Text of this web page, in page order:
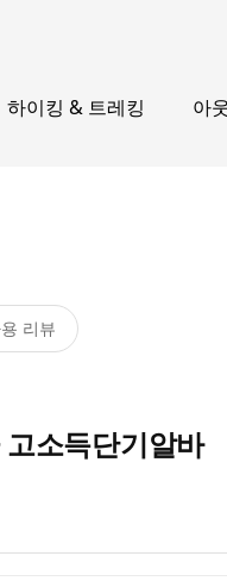
하이킹 & 트레킹 아
리뷰
소득단기알바